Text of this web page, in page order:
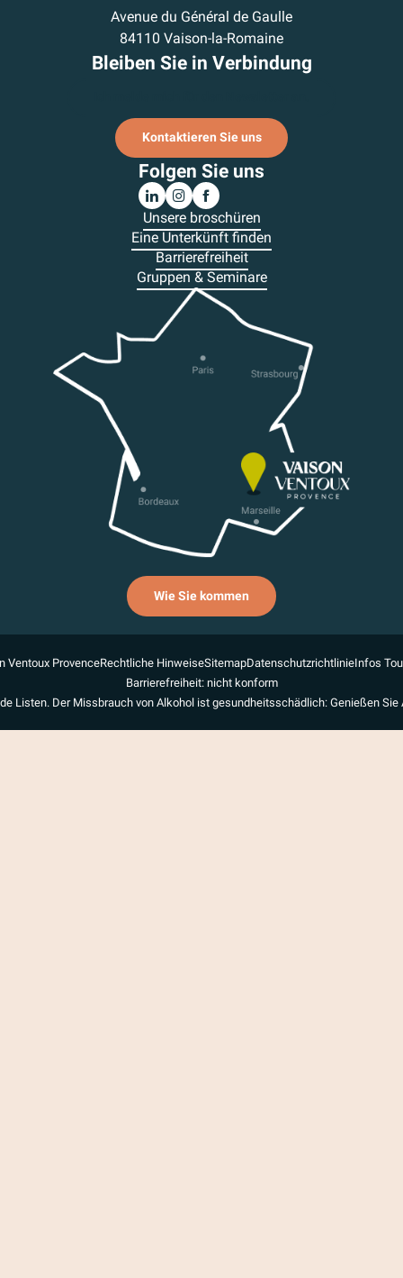
Avenue du Général de Gaulle
84110 Vaison-la-Romaine
Bleiben Sie in Verbindung
Kontaktieren Sie uns
Folgen Sie uns
Unsere broschüren
Eine Unterkünft finden
Barrierefreiheit
Gruppen & Seminare
Wie Sie kommen
Ventoux ProvenceRechtliche HinweiseSitemapDatenschutzrichtlinieInfos
Barrierefreiheit: nicht konform
Listen. Der Missbrauch von Alkohol ist gesundheitsschädlich: Genießen Sie